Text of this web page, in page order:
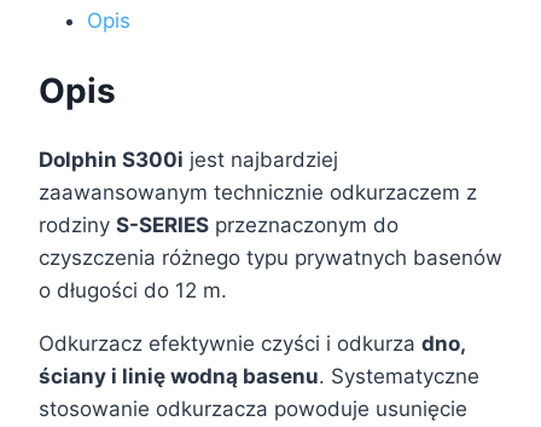
Opis
Opis
Dolphin S300i jest najbardziej
zaawansowanym technicznie odkurzaczem z
rodziny S-SERIES przeznaczonym do
czyszczenia różnego typu prywatnych basenów
o długości do 12 m.
Odkurzacz efektywnie czyści i odkurza dno,
ściany i linię wodną basenu. Systematyczne
stosowanie odkurzacza powoduje usunięcie